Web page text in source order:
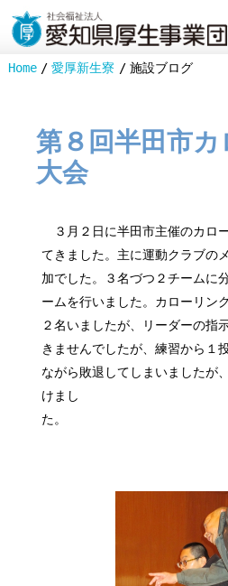
Home 愛厚新生寮 施設ブログ
第８回半田市
大会
３月２日に半田市主催のカロ
てきました。主に運動クラブの
加でした。３名づつ２チームに
ームを行いました。カローリン
２名いましたが、リーダーの指
きませんでしたが、練習から１
ながら敗退してしまいましたが
けまし